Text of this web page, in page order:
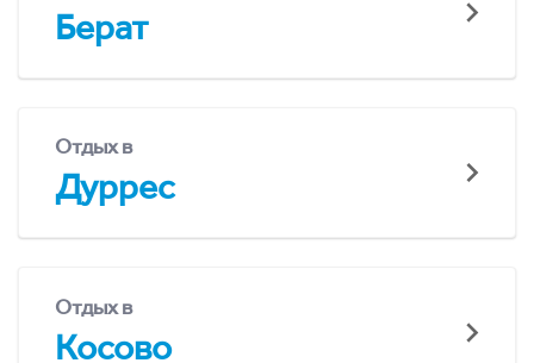
Берат
Отдых в
Дуррес
Отдых в
Косово